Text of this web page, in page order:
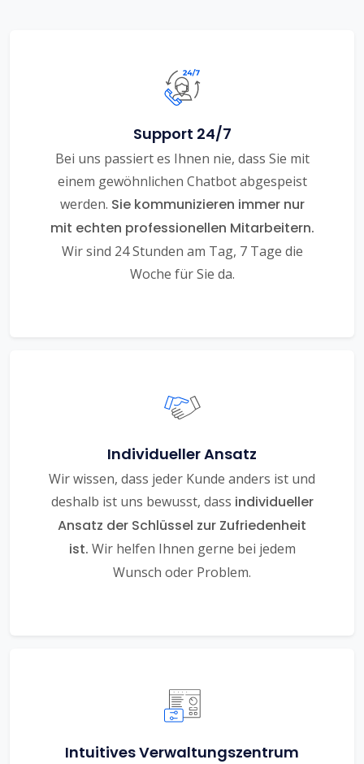
Support 24/7
Bei uns passiert es Ihnen nie, dass Sie mit
einem gewöhnlichen Chatbot abgespeist
werden. Sie kommunizieren immer nur
mit echten professionellen Mitarbeitern.
Wir sind 24 Stunden am Tag, 7 Tage die
Woche für Sie da.
Individueller Ansatz
Wir wissen, dass jeder Kunde anders ist und
deshalb ist uns bewusst, dass individueller
Ansatz der Schlüssel zur Zufriedenheit
ist. Wir helfen Ihnen gerne bei jedem
Wunsch oder Problem.
Intuitives Verwaltungszentrum